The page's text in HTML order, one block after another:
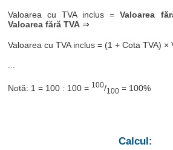
Valoarea cu TVA inclus =Valoarea
Valoarea fără TVA ⇒
Valoarea cu TVA inclus = (1 + Cota TVA) ×
Notă: 1 = 100 : 100 = 100/100 = 100%
Calcul: